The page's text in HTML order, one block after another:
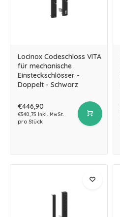
Locinox Codeschloss VITA
für mechanische
Einsteckschlösser -
Doppelt - Schwarz
€446,90
€540,75 Inkl. MwSt.
pro Stück